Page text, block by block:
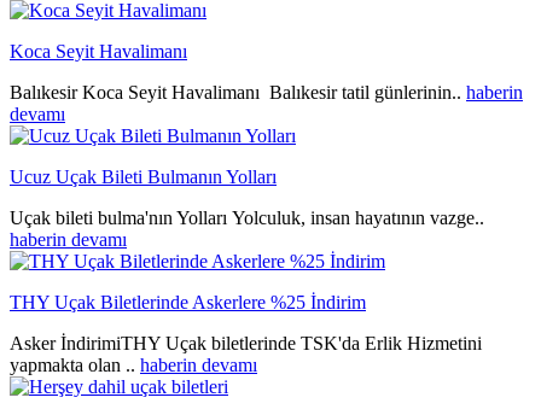
Koca Seyit Havalimanı
Balıkesir Koca Seyit Havalimanı Balıkesir tatil günlerinin.. haberin
devamı
Ucuz Uçak Bileti Bulmanın Yolları
Uçak bileti bulma'nın Yolları Yolculuk, insan hayatının vazge..
haberin devamı
THY Uçak Biletlerinde Askerlere %25 İndirim
Asker İndirimiTHY Uçak biletlerinde TSK'da Erlik Hizmetini
yapmakta olan .. haberin devamı